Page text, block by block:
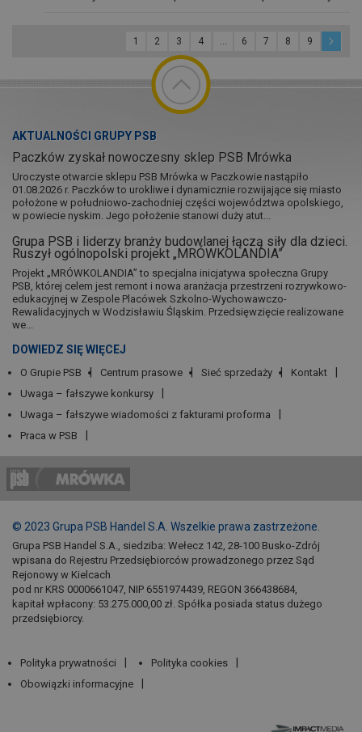
1 2 3 4 ... 6 7 8 9
AKTUALNOŚCI GRUPY PSB
Paczków zyskał nowoczesny sklep PSB Mrówka
Uroczyste otwarcie sklepu PSB Mrówka w Paczkowie nastąpiło
01.08.2026 r. Paczków to urokliwe i dynamicznie rozwijające się miasto
położone w południowo-zachodniej części województwa opolskiego,
w powiecie nyskim. Jego położenie stanowi duży atut...
Grupa PSB i liderzy branży budowlanej łączą siły dla dzieci.
Ruszył ogólnopolski projekt „MRÓWKOLANDIA”
Projekt „MRÓWKOLANDIA” to specjalna inicjatywa społeczna Grupy
PSB, której celem jest remont i nowa aranżacja przestrzeni rozrywkowo-
edukacyjnej w Zespole Placówek Szkolno-Wychowawczo-
Rewalidacyjnych w Wodzisławiu Śląskim. Przedsięwzięcie realizowane
we...
DOWIEDZ SIĘ WIĘCEJ
O Grupie PSB Centrum prasowe Sieć sprzedaży
Kontakt
Uwaga – fałszywe konkursy
Uwaga – fałszywe wiadomości z fakturami proforma
Praca w PSB
© 2023 Grupa PSB Handel S.A. Wszelkie prawa zastrzeżone.
Grupa PSB Handel S.A., siedziba: Wełecz 142, 28-100 Busko-Zdrój
wpisana do Rejestru Przedsiębiorców prowadzonego przez Sąd
Rejonowy w Kielcach
pod nr KRS 0000661047, NIP 6551974439, REGON 366438684,
kapitał wpłacony: 53.275.000,00 zł. Spółka posiada status dużego
przedsiębiorcy.
Polityka prywatności
Polityka cookies
Obowiązki informacyjne